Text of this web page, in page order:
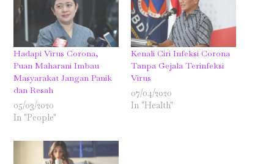
Hadapi Virus Corona,
Puan Maharani Imbau
Masyarakat Jangan Panik
dan Resah
05/03/2020
In "People"
Kenali Ciri Infeksi Corona
Tanpa Gejala Terinfeksi
Virus
07/04/2020
In "Health"